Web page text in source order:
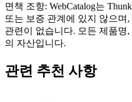
면책 조항: WebCatalog는
또는 보증 관계에 있지 않으며
관련이 없습니다. 모든 제품명
의 자산입니다.
관련 추천 사항